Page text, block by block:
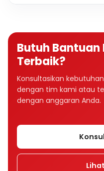
Butuh Bantuan
Terbaik?
Konsultasikan
dengan tim kami atau
dengan anggaran Anda.